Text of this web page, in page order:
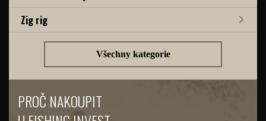
Zig rig
Všechny kategorie
PROČ NAKOUPIT